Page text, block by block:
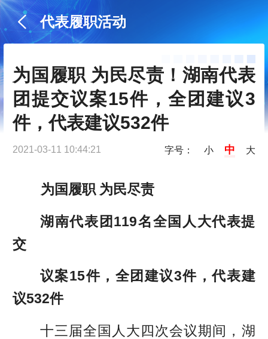
代表履职活动
为国履职 为民尽责！湖南代表
团提交议案15件，全团建议3
件，代表建议532件
2021-03-11 10:44:21 字号： 小 中 大
为国履职 为民尽责
湖南代表团119名全国人大代表提
交
议案15件，全团建议3件，代表建
议532件
十三届全国人大四次会议期间，湖